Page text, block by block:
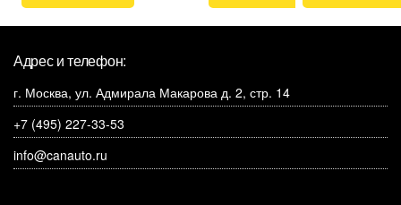
Адрес и телефон:
г. Москва, ул. Адмирала Макарова д. 2, стр. 14
+7 (495) 227-33-53
info@canauto.ru